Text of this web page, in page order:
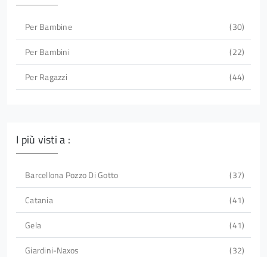
Per Bambine
30
Per Bambini
22
Per Ragazzi
44
I più visti a :
Barcellona Pozzo Di Gotto
37
Catania
41
Gela
41
Giardini-Naxos
32